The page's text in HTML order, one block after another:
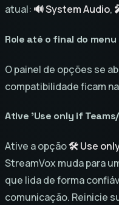
atual: 🔊 System Audio,
Role até o final do
O painel de opções se
compatibilidade ficam
Ative 'Use only if
Ative a opção🛠 Use
StreamVox muda para
que lida de forma
comunicação. Reinicie